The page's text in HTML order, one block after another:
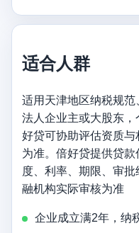
适合人群
适用天津地区纳税规
法人企业主或大股东
好贷可协助评估资质
为准。倍好贷提供贷
度、利率、期限、审
融机构实际审核为准
企业成立满2年，纳